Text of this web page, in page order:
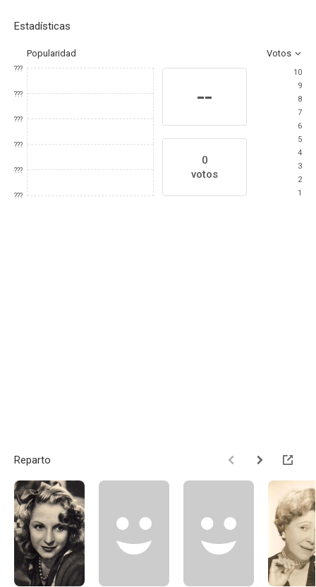
Estadísticas
Popularidad Votos
???
???
???
???
???
???
--
0
votos
10
9
8
7
6
5
4
3
2
1
Reparto